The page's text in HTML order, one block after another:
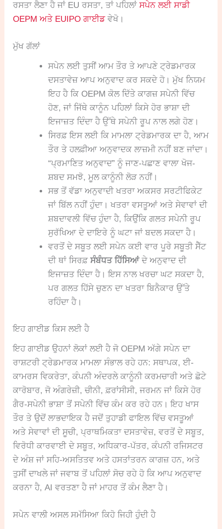
ਰਸਤਾ ਲੈਣਾ ਹੈ ਜਾਂ EU ਰਸਤਾ, ਤਾਂ ਪਹਿਲਾਂਸਪੇਨ ਲਈ ਸਾਡੀ
OEPM ਅਤੇ EUIPO ਗਾਈਡਵੇਖੋ।
ਮੁੱਖ ਗੱਲਾਂ
ਸਪੇਨ ਲਈ ਤੁਸੀਂ ਆਮ ਤੌਰ ਤੇ ਆਪਣੇ ਟ੍ਰੇਡਮਾਰਕ
ਦਸਤਾਵੇਜ਼ ਆਪ ਅਨੁਵਾਦ ਕਰ ਸਕਦੇ ਹੋ। ਮੁੱਖ ਨਿਯਮ
ਇਹ ਹੈ ਕਿ OEPM ਕੋਲ ਦਿੱਤੇ ਕਾਗਜ਼ ਸਪੇਨੀ ਵਿੱਚ
ਹੋਣ, ਜਾਂ ਜਿੱਥੇ ਕਾਨੂੰਨ ਪਹਿਲਾਂ ਕਿਸੇ ਹੋਰ ਭਾਸ਼ਾ ਦੀ
ਇਜਾਜ਼ਤ ਦਿੰਦਾ ਹੈ ਉੱਥੇ ਸਪੇਨੀ ਰੂਪ ਨਾਲ ਲਗੇ ਹੋਣ।
ਸਿਰਫ਼ ਇਸ ਲਈ ਕਿ ਮਾਮਲਾ ਟ੍ਰੇਡਮਾਰਕ ਦਾ ਹੈ, ਆਮ
ਤੌਰ ਤੇ ਹਲਫ਼ੀਆ ਅਨੁਵਾਦਕ ਲਾਜ਼ਮੀ ਨਹੀਂ ਬਣ ਜਾਂਦਾ।
“ਪ੍ਰਮਾਣਿਤ ਅਨੁਵਾਦ” ਨੂੰ ਜਾਣ-ਪਛਾਣ ਵਾਲਾ ਖੋਜ-
ਸ਼ਬਦ ਸਮਝੋ, ਮੂਲ ਕਾਨੂੰਨੀ ਲੋੜ ਨਹੀਂ।
ਸਭ ਤੋਂ ਵੱਡਾ ਅਨੁਵਾਦੀ ਖਤਰਾ ਅਕਸਰ ਸਰਟੀਫਿਕੇਟ
ਜਾਂ ਬਿੱਲ ਨਹੀਂ ਹੁੰਦਾ। ਖਤਰਾ ਵਸਤੂਆਂ ਅਤੇ ਸੇਵਾਵਾਂ ਦੀ
ਸ਼ਬਦਾਵਲੀ ਵਿੱਚ ਹੁੰਦਾ ਹੈ, ਕਿਉਂਕਿ ਗਲਤ ਸਪੇਨੀ ਰੂਪ
ਸੁਰੱਖਿਆ ਦੇ ਦਾਇਰੇ ਨੂੰ ਘਟਾ ਜਾਂ ਬਦਲ ਸਕਦਾ ਹੈ।
ਵਰਤੋਂ ਦੇ ਸਬੂਤ ਲਈ ਸਪੇਨ ਕਈ ਵਾਰ ਪੂਰੇ ਸਬੂਤੀ ਸੈੱਟ
ਦੀ ਥਾਂ ਸਿਰਫ਼ਸੰਬੰਧਤ ਹਿੱਸਿਆਂਦੇ ਅਨੁਵਾਦ ਦੀ
ਇਜਾਜ਼ਤ ਦਿੰਦਾ ਹੈ। ਇਸ ਨਾਲ ਖਰਚਾ ਘਟ ਸਕਦਾ ਹੈ,
ਪਰ ਗਲਤ ਹਿੱਸੇ ਚੁਣਨ ਦਾ ਖਤਰਾ ਬਿਨੈਕਾਰ ਉੱਤੇ
ਰਹਿੰਦਾ ਹੈ।
ਇਹ ਗਾਈਡ ਕਿਸ ਲਈ ਹੈ
ਇਹ ਗਾਈਡ ਉਹਨਾਂ ਲੋਕਾਂ ਲਈ ਹੈ ਜੋ OEPM ਅੱਗੇ ਸਪੇਨ ਦਾ
ਰਾਸ਼ਟਰੀ ਟ੍ਰੇਡਮਾਰਕ ਮਾਮਲਾ ਸੰਭਾਲ ਰਹੇ ਹਨ: ਸਥਾਪਕ, ਈ-
ਕਾਮਰਸ ਵਿਕਰੇਤਾ, ਕੰਪਨੀ ਅੰਦਰਲੇ ਕਾਨੂੰਨੀ ਕਰਮਚਾਰੀ ਅਤੇ ਛੋਟੇ
ਕਾਰੋਬਾਰ, ਜੋ ਅੰਗਰੇਜ਼ੀ, ਚੀਨੀ, ਫ਼ਰਾਂਸੀਸੀ, ਜਰਮਨ ਜਾਂ ਕਿਸੇ ਹੋਰ
ਗੈਰ-ਸਪੇਨੀ ਭਾਸ਼ਾ ਤੋਂ ਸਪੇਨੀ ਵਿੱਚ ਕੰਮ ਕਰ ਰਹੇ ਹਨ। ਇਹ ਖਾਸ
ਤੌਰ ਤੇ ਉਦੋਂ ਲਾਭਦਾਇਕ ਹੈ ਜਦੋਂ ਤੁਹਾਡੀ ਫਾਇਲ ਵਿੱਚ ਵਸਤੂਆਂ
ਅਤੇ ਸੇਵਾਵਾਂ ਦੀ ਸੂਚੀ, ਪ੍ਰਾਥਮਿਕਤਾ ਦਸਤਾਵੇਜ਼, ਵਰਤੋਂ ਦੇ ਸਬੂਤ,
ਵਿਰੋਧੀ ਕਾਰਵਾਈ ਦੇ ਸਬੂਤ, ਅਧਿਕਾਰ-ਪੱਤਰ, ਕੰਪਨੀ ਰਜਿਸਟਰ
ਦੇ ਅੰਸ਼ ਜਾਂ ਸਹਿ-ਅਸਤਿਤਵ ਅਤੇ ਹਸਤਾਂਤਰਨ ਕਾਗਜ਼ ਹਨ, ਅਤੇ
ਤੁਸੀਂ ਦਾਖਲੇ ਜਾਂ ਜਵਾਬ ਤੋਂ ਪਹਿਲਾਂ ਸੋਚ ਰਹੇ ਹੋ ਕਿ ਆਪ ਅਨੁਵਾਦ
ਕਰਨਾ ਹੈ, AI ਵਰਤਣਾ ਹੈ ਜਾਂ ਮਾਹਰ ਤੋਂ ਕੰਮ ਲੈਣਾ ਹੈ।
ਸਪੇਨ ਵਾਲੀ ਅਸਲ ਸਮੱਸਿਆ ਕਿਹੋ ਜਿਹੀ ਹੁੰਦੀ ਹੈ